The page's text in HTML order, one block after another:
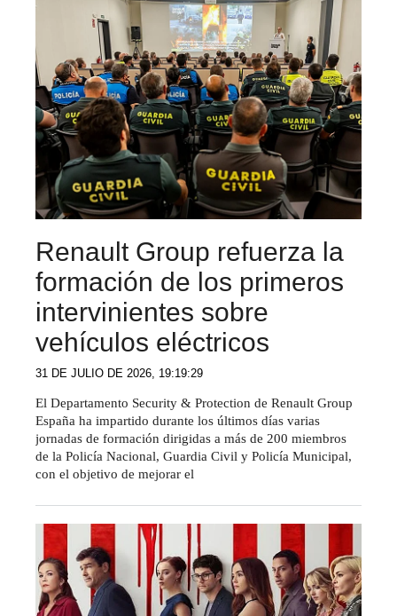
Renault Group refuerza la
formación de los primeros
intervinientes sobre
vehículos eléctricos
31 DE JULIO DE 2026, 19:19:29
El Departamento Security & Protection de Renault Group
España ha impartido durante los últimos días varias
jornadas de formación dirigidas a más de 200 miembros
de la Policía Nacional, Guardia Civil y Policía Municipal,
con el objetivo de mejorar el